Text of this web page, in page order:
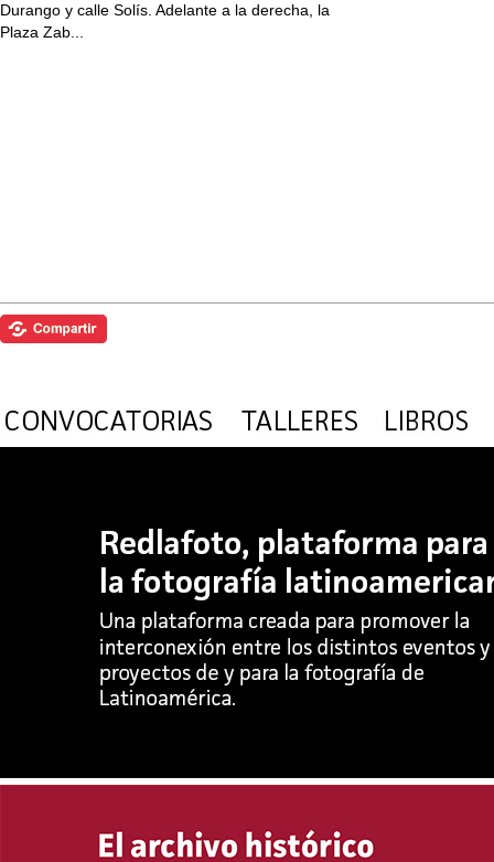
Durango y calle Solís. Adelante a la derecha, la
Plaza Zab...